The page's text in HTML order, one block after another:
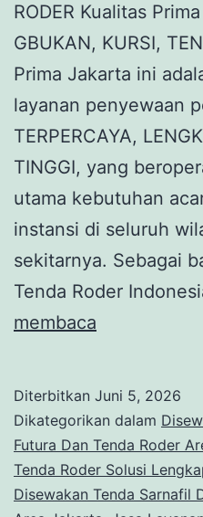
RODER Kualitas
GBUKAN, KURSI,
Prima Jakarta ini
layanan penyewaan
TERPERCAYA,
TINGGI, yang
utama kebutuhan
instansi di seluruh
sekitarnya. Sebagai
Tenda Roder
membaca
KURSI,
TENDA
RODER
Kualitas
Diterbitkan Juni 5, 2026
Dikategorikan dalam
Futura Dan Tenda Roder
Tenda Roder Solusi
Disewakan Tenda Sarnafil